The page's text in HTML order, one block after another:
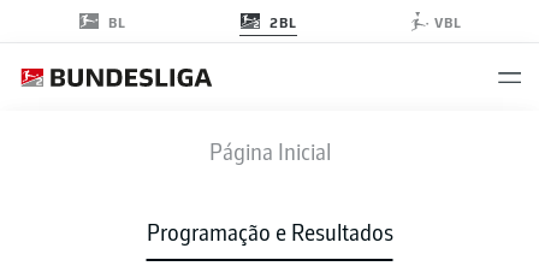
BL 2BL VBL
Página Inicial
Programação e Resultados
FCK FCH